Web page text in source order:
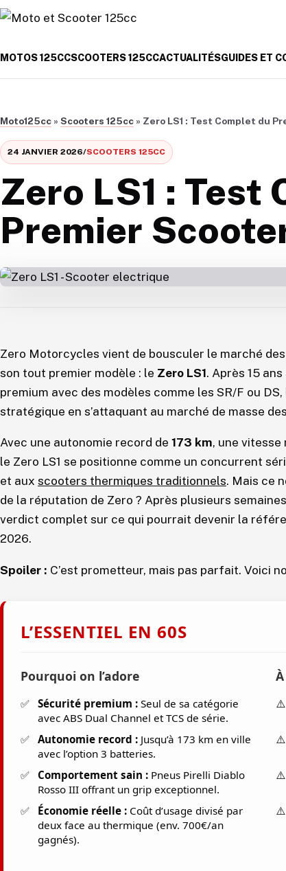
Aller au contenu
MOTOS 125CCSCOOTERS 125CCACTUALITÉSGUIDES ET
Moto125cc » Scooters 125cc » Zero LS1 : Test Complet du
24 JANVIER 2026/SCOOTERS 125CC
Zero LS1 : Test
Premier
Zero Motorcycles vient de bousculer le marché
son tout premier modèle : le Zero LS1. Après 15
premium avec des modèles comme les SR/F ou
stratégique en s’attaquant au marché de masse des
Avec une autonomie record de 173 km, une vitesse
le Zero LS1 se positionne comme un concurrent
et aux scooters thermiques traditionnels. Mais ce
de la réputation de Zero ? Après plusieurs
verdict complet sur ce qui pourrait devenir la
2026.
Spoiler : C’est prometteur, mais pas parfait. Voici
L’ESSENTIEL EN 60S
Pourquoi on l’adore
Sécurité premium : Seul de sa catégorie
avec ABS Dual Channel et TCS de série.
Autonomie record : Jusqu’à 173 km en ville
avec l’option 3 batteries.
Comportement sain : Pneus Pirelli Diablo
Rosso III offrant un grip exceptionnel.
Économie réelle : Coût d’usage divisé par
deux face au thermique (env. 700€/an
gagnés).